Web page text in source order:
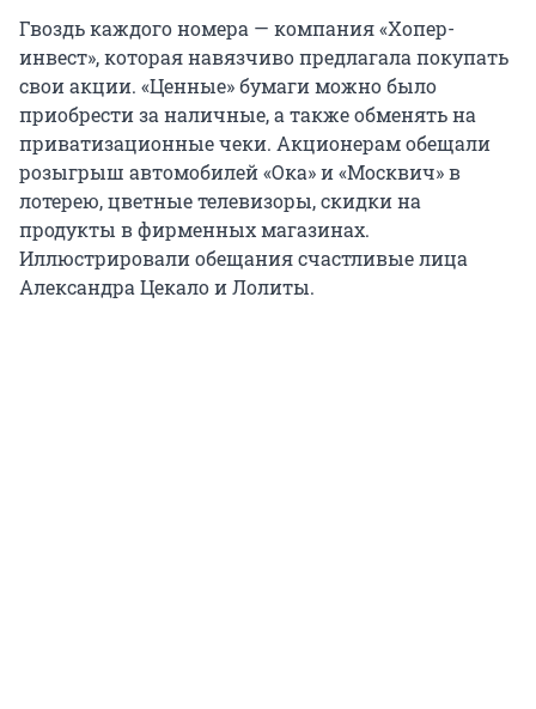
Гвоздь каждого номера — компания «Хопер-
инвест», которая навязчиво предлагала покупать
свои акции. «Ценные» бумаги можно было
приобрести за наличные, а также обменять на
приватизационные чеки. Акционерам обещали
розыгрыш автомобилей «Ока» и «Москвич» в
лотерею, цветные телевизоры, скидки на
продукты в фирменных магазинах.
Иллюстрировали обещания счастливые лица
Александра Цекало и Лолиты.